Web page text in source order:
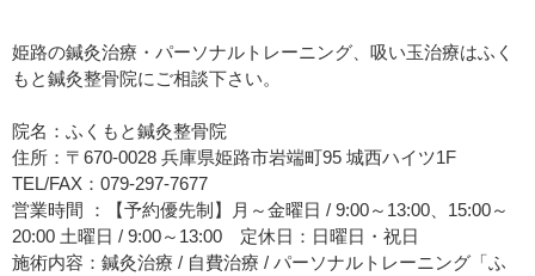
姫路の鍼灸治療・パーソナルトレーニング、吸い玉治療はふく
もと鍼灸整骨院にご相談下さい。
院名：ふくもと鍼灸整骨院
住所：〒670-0028 兵庫県姫路市岩端町95 城西ハイツ1F
TEL/FAX：079-297-7677
営業時間 ：【予約優先制】月～金曜日 / 9:00～13:00、15:00～
20:00 土曜日 / 9:00～13:00 定休日：日曜日・祝日
施術内容：鍼灸治療 / 自費治療 / パーソナルトレーニング「ふ